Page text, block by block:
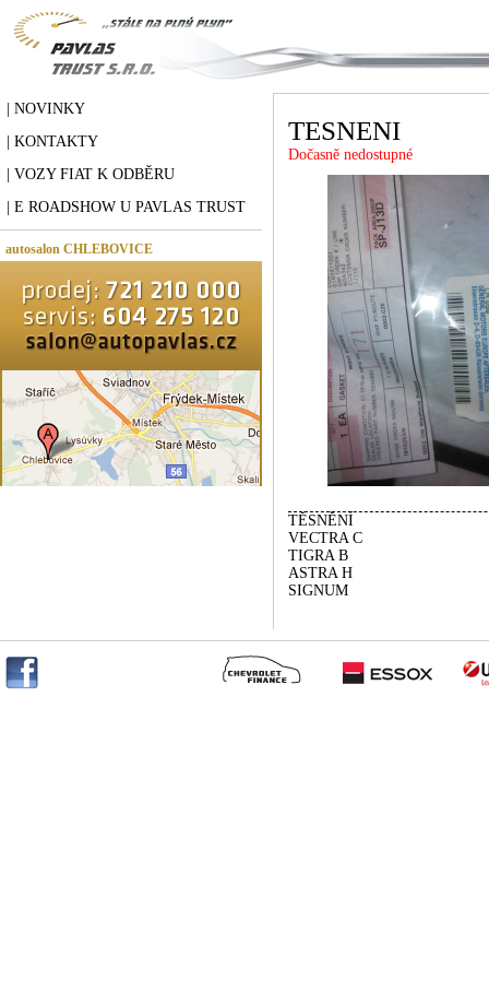
| NOVINKY
| KONTAKTY
| VOZY FIAT K ODBĚRU
| E ROADSHOW U PAVLAS TRUST
autosalon CHLEBOVICE
TESNENI
Dočasně nedostupné
TĚSNĚNÍ
VECTRA C
TIGRA B
ASTRA H
SIGNUM